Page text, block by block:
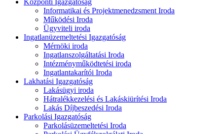
Informatikai és Projektmenedzsment Iroda
Működési Iroda
Ügyviteli iroda
Ingatlanüzemeltetési Igazgatóság
Mérnöki iroda
Ingatlanszolgáltatási Iroda
Intézményműködtetési iroda
Ingatlantakarítói Iroda
Lakhatási Igazgatóság
Lakásügyi iroda
Hátralékkezelési és Lakáskiürítési Iroda
Lakás Díjbeszedési Iroda
Parkolási Igazgatóság
Parkolásüzemeltetési Iroda